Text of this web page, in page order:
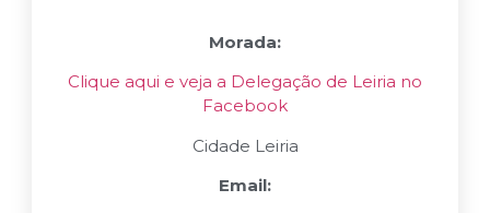
Morada:
Clique aqui e veja a Delegação de Leiria no
Facebook
Cidade Leiria
Email: